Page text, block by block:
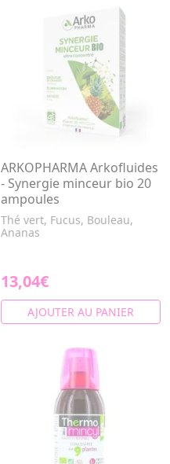
ARKOPHARMA Arkofluides
- Synergie minceur bio 20
ampoules
Thé vert, Fucus, Bouleau,
Ananas
13,04€
AJOUTER AU PANIER